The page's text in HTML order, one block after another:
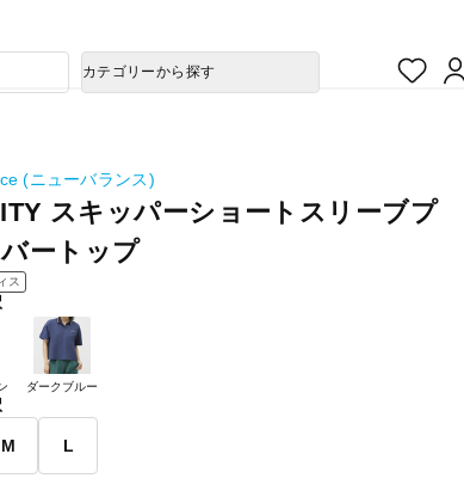
カテゴリーから探す
(ニューバランス)
スキッパーショートスリーブプ
ートップ
ス
ダークブルー
M L